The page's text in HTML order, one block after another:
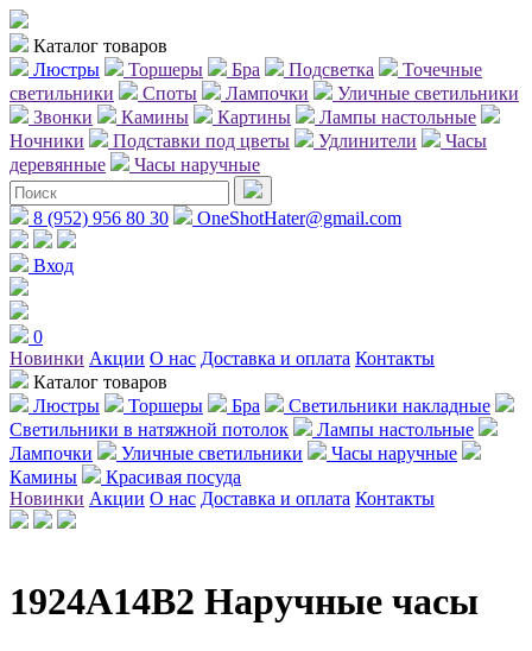
Каталог товаров
Люстры
Торшеры Бра Подсветка
Точечные
светильники
Споты Лампочки
Уличные светильники
Звонки
Камины Картины
Лампы настольные
Ночники
Подставки под цветы Удлинители
Часы
деревянные
Часы наручные
8 (952) 956 80 30 OneShotHater@gmail.com
Вход
0
Новинки Акции О нас Доставка и оплата Контакты
Каталог товаров
Люстры
Торшеры Бра
Светильники накладные
Светильники в натяжной потолок
Лампы настольные
Лампочки
Уличные светильники
Часы наручные
Камины
Красивая посуда
Новинки Акции О нас Доставка и оплата Контакты
1924A14B2 Наручные часы